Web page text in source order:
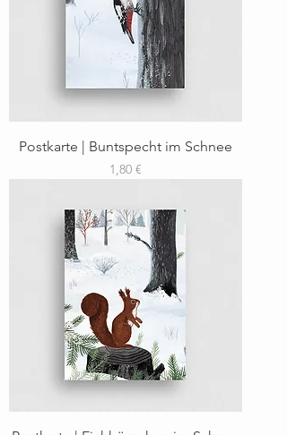
Postkarte | Buntspecht im Schnee
Preis
1,80 €